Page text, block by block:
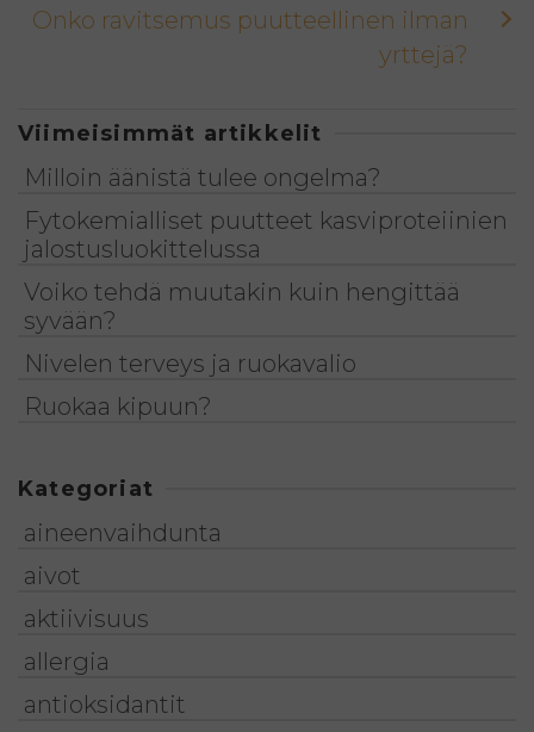
Onko ravitsemus puutteellinen ilman
yrttejä?
Viimeisimmät artikkelit
Milloin äänistä tulee ongelma?
Fytokemialliset puutteet kasviproteiinien
jalostusluokittelussa
Voiko tehdä muutakin kuin hengittää
syvään?
Nivelen terveys ja ruokavalio
Ruokaa kipuun?
Kategoriat
aineenvaihdunta
aivot
aktiivisuus
allergia
antioksidantit